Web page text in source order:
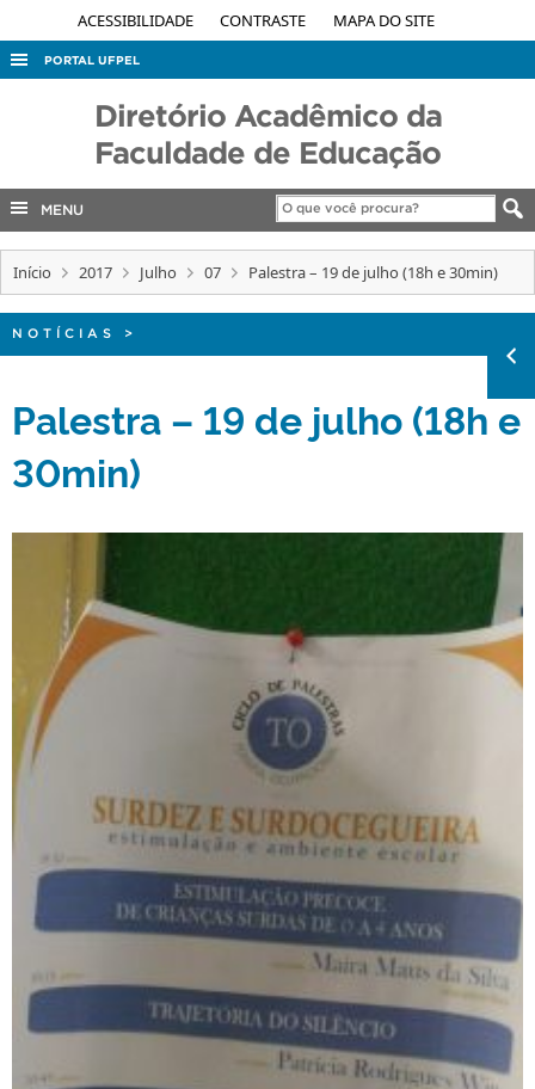
ACESSIBILIDADE CONTRASTE MAPA DO SITE
PORTAL UFPEL
ACESSO À INFORMAÇÃO
AUDITORIA
TELEFONES
Diretório Acadêmico da
Faculdade de Educação
MENU
Início 2017 Julho 07 Palestra – 19 de julho (18h e 30min)
NOTÍCIAS >
Palestra – 19 de julho (18h e
30min)